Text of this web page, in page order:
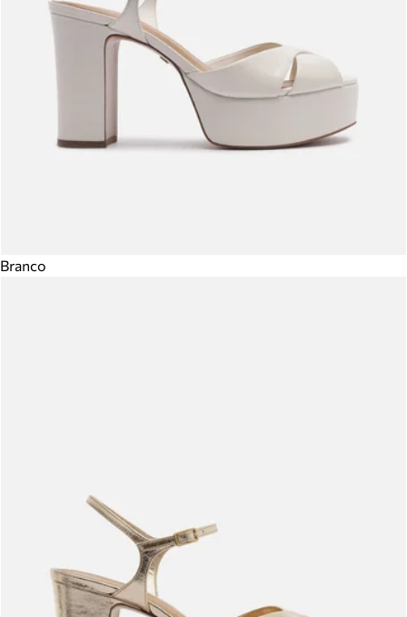
Branco